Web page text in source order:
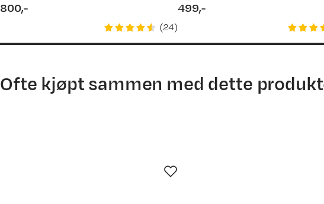
800,-
(24)
499,-
Ofte kjøpt sammen med dette